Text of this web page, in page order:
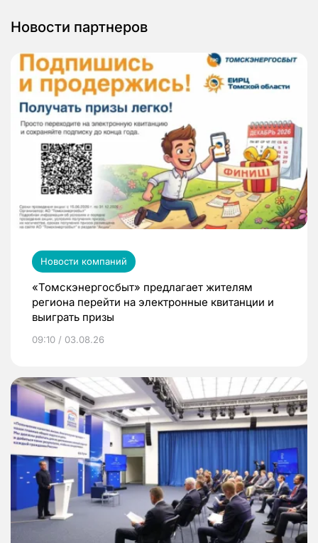
Новости партнеров
Новости компаний
«Томскэнергосбыт» предлагает жителям
региона перейти на электронные квитанции и
выиграть призы
09:10 / 03.08.26